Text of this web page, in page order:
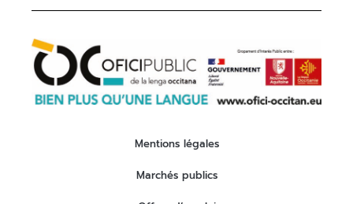
Mentions légales
Marchés publics